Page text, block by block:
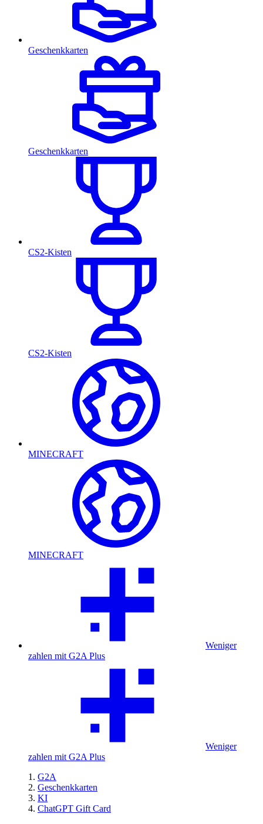
Geschenkkarten
Geschenkkarten
CS2-Kisten
CS2-Kisten
MINECRAFT
MINECRAFT
Weniger
zahlen mit G2A Plus
Weniger
zahlen mit G2A Plus
G2A
Geschenkkarten
KI
ChatGPT Gift Card